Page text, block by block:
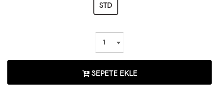
STD
SEPETE EKLE